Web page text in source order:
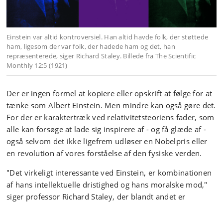
Einstein var altid kontroversiel. Han altid havde folk, der støttede
ham, ligesom der var folk, der hadede ham og det, han
repræsenterede, siger Richard Staley. Billede fra The Scientific
Monthly 12:5 (1921)
Der er ingen formel at kopiere eller opskrift at følge for at
tænke som Albert Einstein. Men mindre kan også gøre det.
For der er karaktertræk ved relativitetsteoriens fader, som
alle kan forsøge at lade sig inspirere af - og få glæde af -
også selvom det ikke ligefrem udløser en Nobelpris eller
en revolution af vores forståelse af den fysiske verden.
"Det virkeligt interessante ved Einstein, er kombinationen
af hans intellektuelle dristighed og hans moralske mod,"
siger professor Richard Staley, der blandt andet er